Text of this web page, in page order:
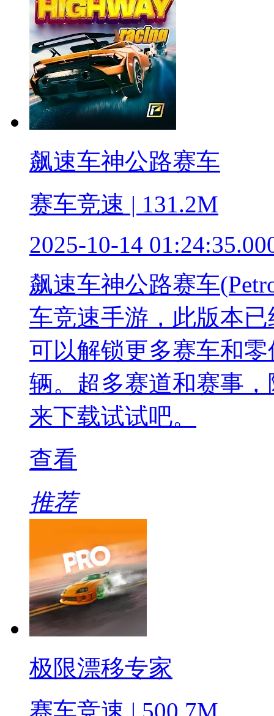
飙速车神公路赛车
赛车竞速 | 131.2M
2025-10-14
飙速车神公路赛车
车竞速手游，此版本
可以解锁更多赛车和
辆。超多赛道和赛事
来下载试试吧。
查看
推荐
极限漂移专家
赛车竞速 | 500.7M